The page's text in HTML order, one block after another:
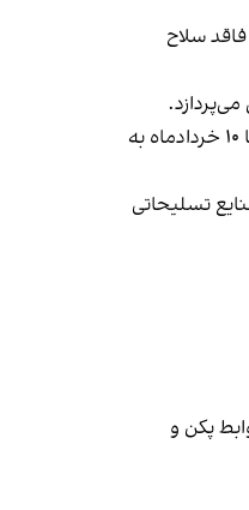
سلاح
این گزارش در آستانه برگزاری اجلاس «گفت‌وگوی شانگری‌لا» در سنگاپور منتشر شد؛ رویدادی که بزرگ‌ترین نشست دفاعی سالانه در آسیا محسوب می‌شود و از هشت تا ۱۰ خردادماه به
تسلیحاتی
پکن و